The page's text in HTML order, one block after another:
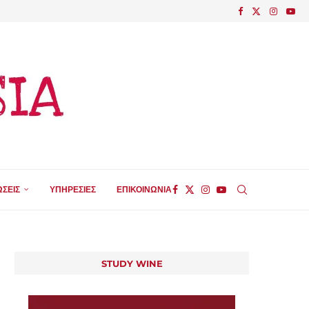
ΥΠΗΡΕΣΙΕΣ ΕΠΙΚΟΙΝΩΝΙΑ
STUDY WINE